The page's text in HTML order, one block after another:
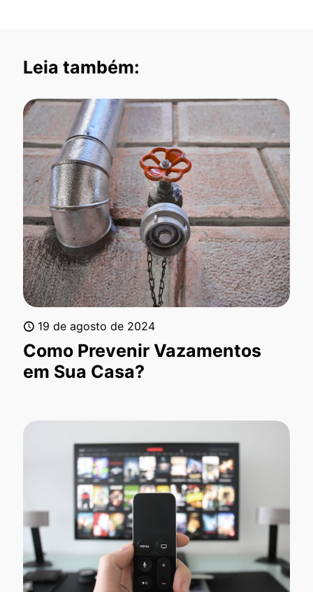
Leia também:
19 de agosto de 2024
Como Prevenir Vazamentos
em Sua Casa?